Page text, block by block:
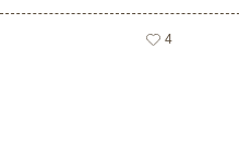
使いいただける無料の高齢者向
け介護レク素材（音読・言葉遊
4